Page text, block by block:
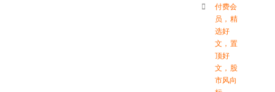
付费会
员 ， 精
选好
文 ， 置
顶好
文 ， 股
市风向